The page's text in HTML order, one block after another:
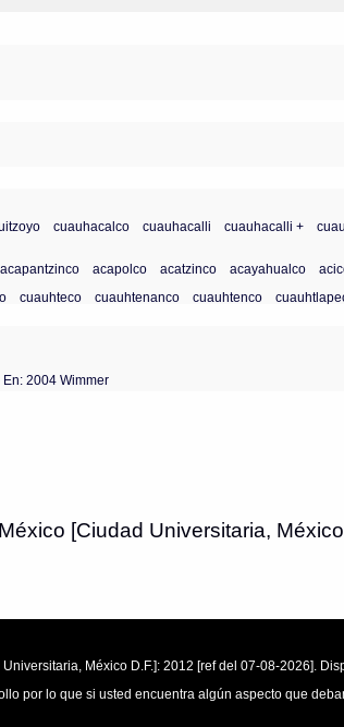
cuauhacalco cuauhacalli cuauhacalli +
acapantzinco acapolco acatzinco acayahualco
cuauhteco cuauhtenanco cuauhtenco
En: 2004 Wimmer
[Ciudad Universitaria,
México D.F.]: 2012 [ref del 07-08-2026].
por lo que si usted encuentra algún aspecto que